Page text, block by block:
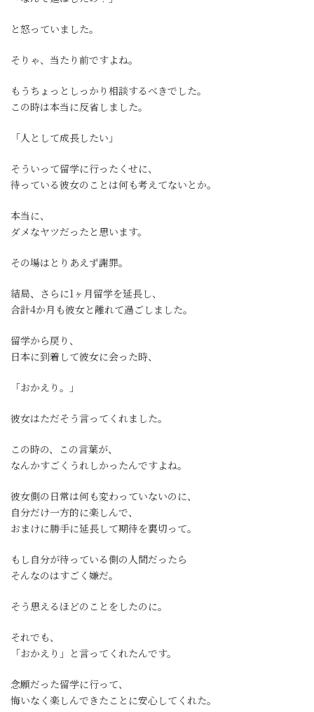
と怒っていました。
そりゃ、当たり前ですよね。
もうちょっとしっかり相談するべきでした。
この時は本当に反省しました。
「人として成長したい」
そういって留学に行ったくせに、
待っている彼女のことは何も考えてないとか。
本当に、
ダメなヤツだったと思います。
その場はとりあえず謝罪。
結局、さらに1ヶ月留学を延長し、
合計4か月も彼女と離れて過ごしました。
留学から戻り、
日本に到着して彼女に会った時、
「おかえり。」
彼女はただそう言ってくれました。
この時の、この言葉が、
なんかすごくうれしかったんですよね。
彼女側の日常は何も変わっていないのに、
自分だけ一方的に楽しんで、
おまけに勝手に延長して期待を裏切って。
もし自分が待っている側の人間だったら
そんなのはすごく嫌だ。
そう思えるほどのことをしたのに。
それでも、
「おかえり」と言ってくれたんです。
念願だった留学に行って、
悔いなく楽しんできたことに安心してくれた。